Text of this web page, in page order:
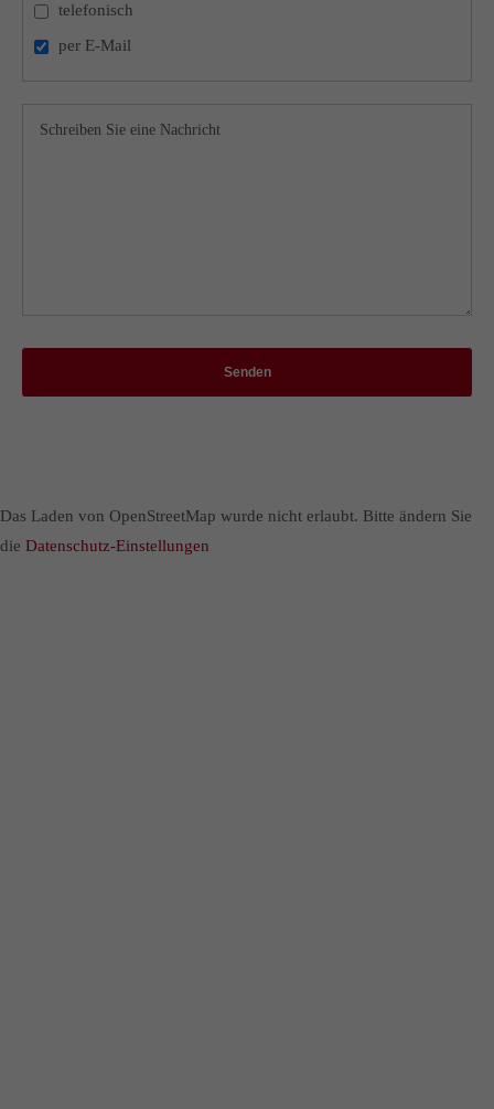
telefonisch
per E-Mail
Senden
Das Laden von OpenStreetMap wurde nicht erlaubt. Bitte ändern Sie
die Datenschutz-Einstellungen